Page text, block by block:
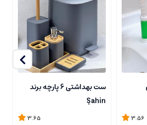
3.56
ست بهداشتی 6 پارچه برند
Şahin
3.65